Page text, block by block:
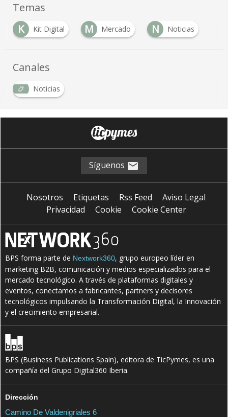
Temas
K
Kit Digital M Mercado N Noticias
Canales
Noticias
Síguenos
Nosotros Etiquetas Rss Feed
Aviso Legal
Privacidad
Cookie Cookie Center
BPS forma parte de Nextwork360, grupo europeo líder en
marketing B2B, comunicación y medios especializados para el
mercado tecnológico. A través de plataformas digitales y
eventos, conectamos a fabricantes, partners y decisores
tecnológicos impulsando la Transformación Digital, la Innovación
y el crecimiento empresarial.
BPS (Business Publications Spain), editora de TicPymes, es una
compañía del Grupo Digital360 Iberia.
Dirección
Camino De Valdenigriales 6